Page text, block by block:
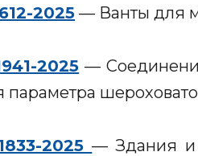
2025 — Ванты для
2025 —
параметра
2025— Здания и